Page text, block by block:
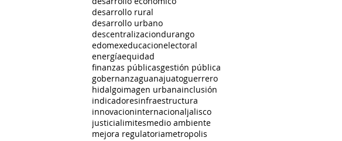
desarrollo rural
desarrollo urbano
descentralizaciondurango
edomexeducacionelectoral
energíaequidad
finanzas públicasgestión pública
gobernanzaguanajuatoguerrero
hidalgoimagen urbanainclusión
indicadoresinfraestructura
innovacioninternacionaljalisco
justicialimitesmedio ambiente
mejora regulatoriametropolis